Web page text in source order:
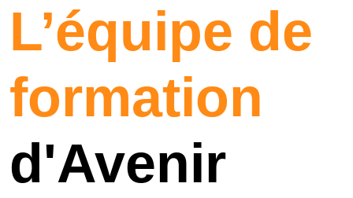
L’équipe de
formation
d'Avenir